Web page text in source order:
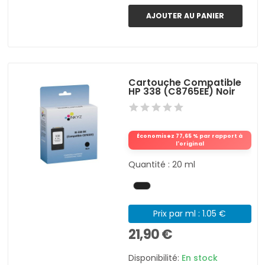
AJOUTER AU PANIER
Cartouche Compatible
HP 338 (C8765EE) Noir
Économisez 77,65 % par rapport à
l'original
Quantité : 20 ml
Prix par ml : 1.05 €
21,90 €
Disponibilité: En stock